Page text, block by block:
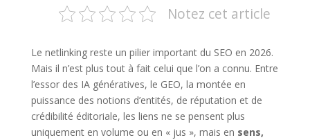
Notez cet article
Le netlinking reste un pilier important du SEO en 2026.
Mais il n’est plus tout à fait celui que l’on a connu. Entre
l’essor des IA génératives, le GEO, la montée en
puissance des notions d’entités, de réputation et de
crédibilité éditoriale, les liens ne se pensent plus
uniquement en volume ou en « jus », mais en sens,